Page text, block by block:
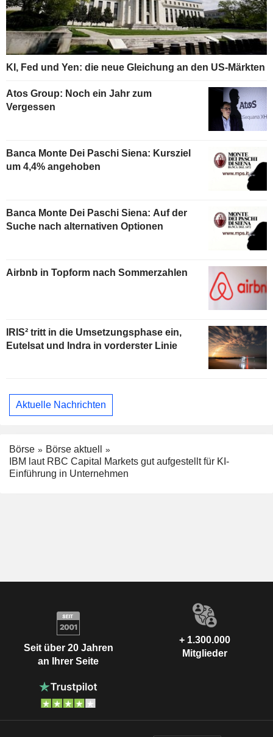
KI, Fed und Yen: die neue Gleichung an den US-Märkten
Atos Group: Noch ein Jahr zum
Vergessen
Banca Monte Dei Paschi Siena: Kursziel
um 4,4% angehoben
Banca Monte Dei Paschi Siena: Auf der
Suche nach alternativen Optionen
Airbnb in Topform nach Sommerzahlen
IRIS² tritt in die Umsetzungsphase ein,
Eutelsat und Indra in vorderster Linie
Aktuelle Nachrichten
Börse
Börse aktuell
IBM laut RBC Capital Markets gut aufgestellt für KI-
Einführung in Unternehmen
Seit über 20 Jahren
an Ihrer Seite
+ 1.300.000
Mitglieder